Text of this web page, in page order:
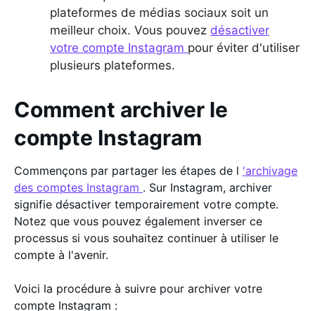
plateformes de médias sociaux soit un
meilleur choix. Vous pouvez désactiver
votre compte Instagram pour éviter d'utiliser
plusieurs plateformes.
Comment archiver le
compte Instagram
Commençons par partager les étapes de l 'archivage
des comptes Instagram . Sur Instagram, archiver
signifie désactiver temporairement votre compte.
Notez que vous pouvez également inverser ce
processus si vous souhaitez continuer à utiliser le
compte à l'avenir.
Voici la procédure à suivre pour archiver votre
compte Instagram :